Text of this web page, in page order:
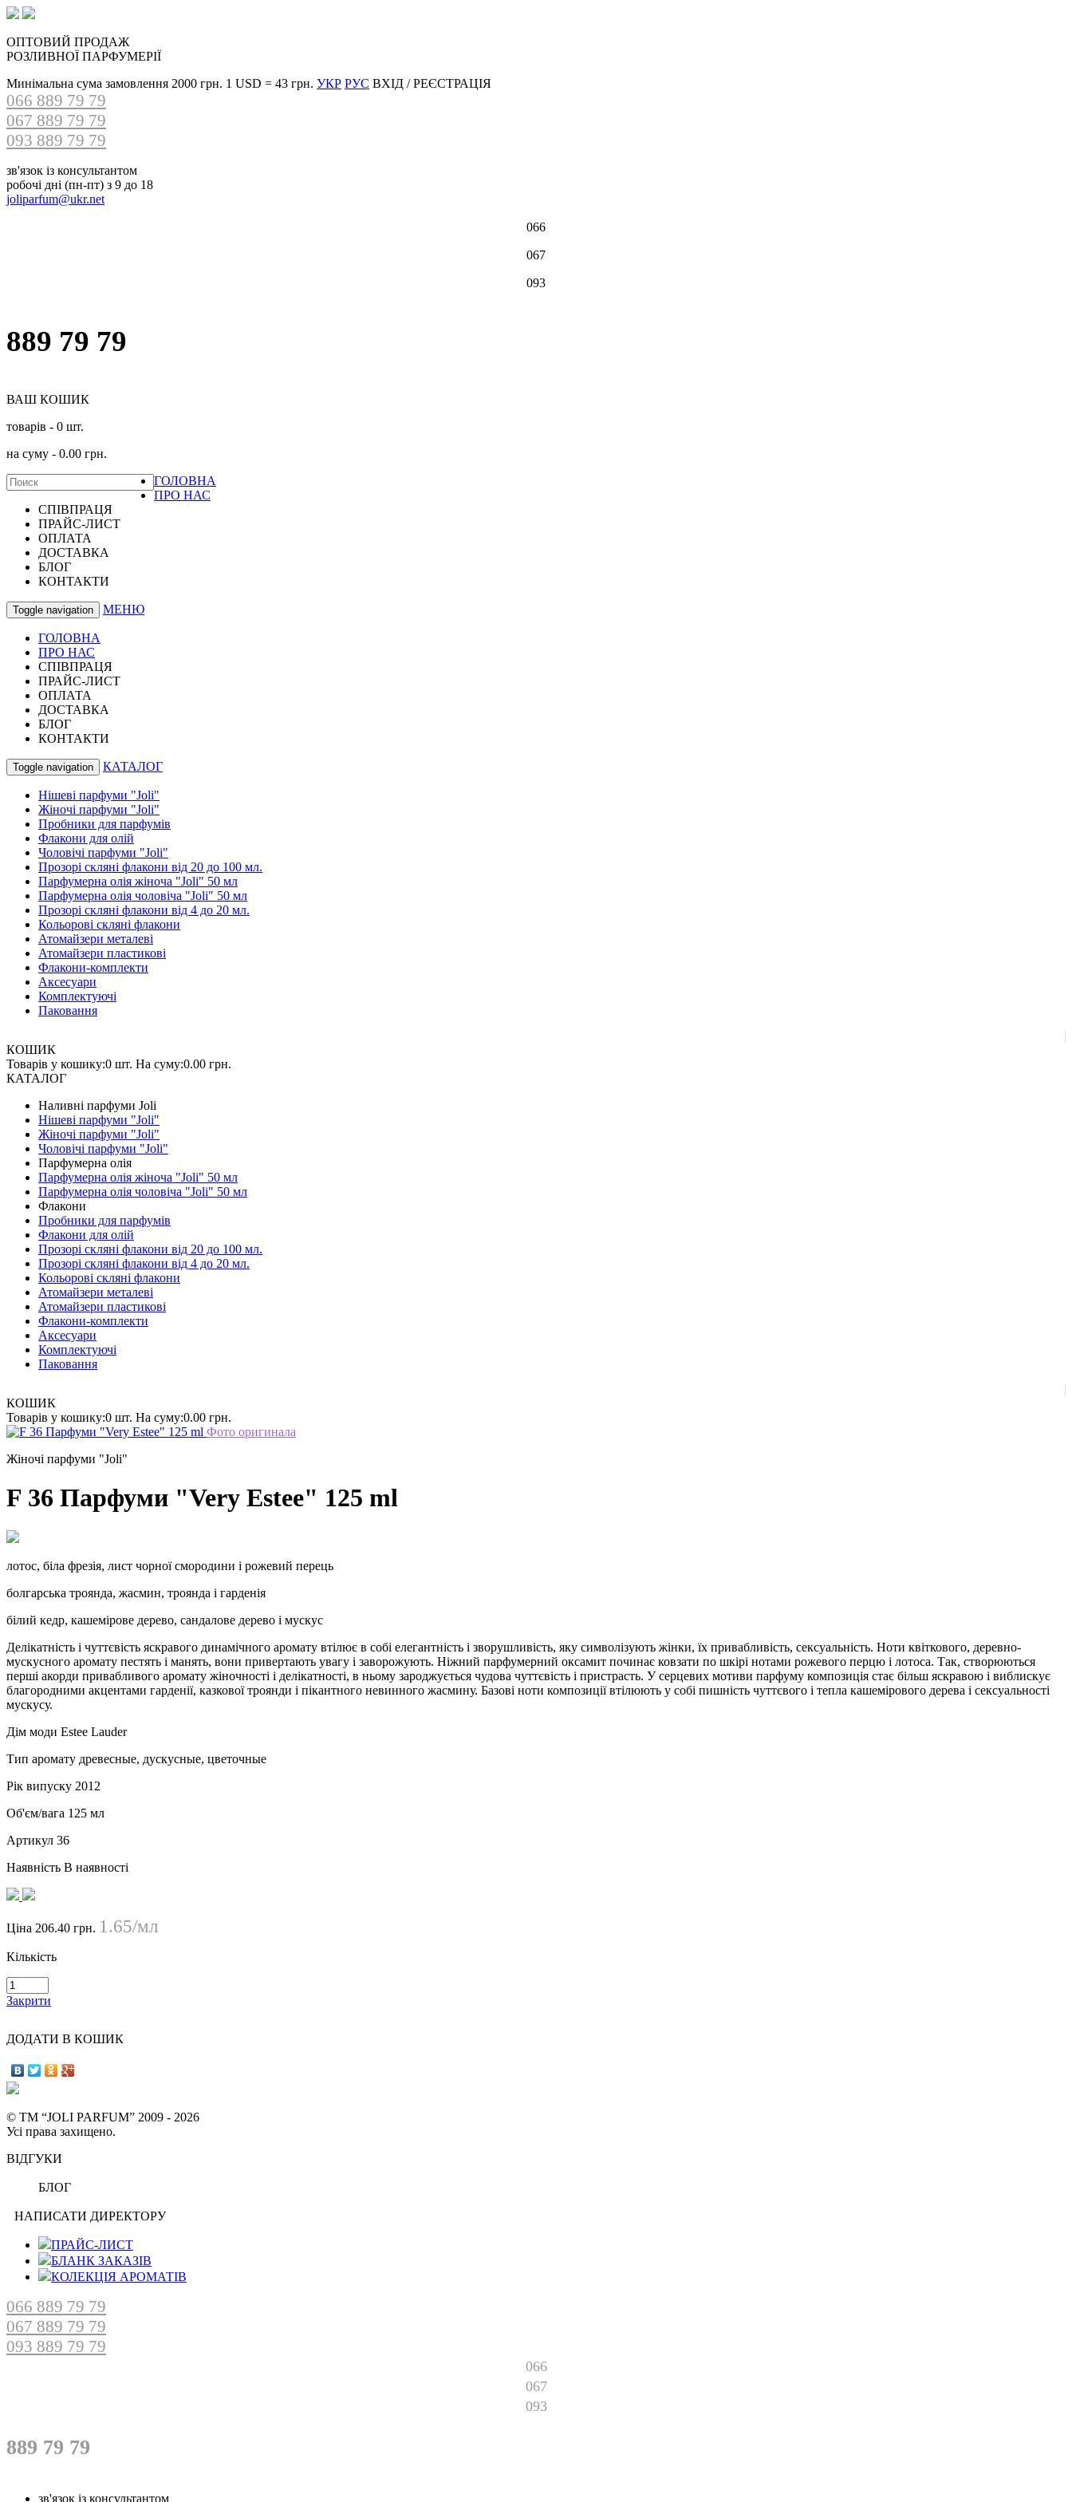
ОПТОВИЙ ПРОДАЖ
РОЗЛИВНОЇ ПАРФУМЕРІЇ
Минімальна сума замовлення 2000 грн. 1 USD = 43 грн. УКР РУС ВХІД / РЕЄСТРАЦІЯ
066 889 79 79
067 889 79 79
093 889 79 79
зв'язок із консультантом
робочі дні (пн-пт) з 9 до 18
joliparfum@ukr.net
066
067
093
889 79 79
ВАШ КОШИК
товарів - 0 шт.
на суму - 0.00 грн.
ГОЛОВНА
ПРО НАС
СПІВПРАЦЯ
ПРАЙС-ЛИСТ
ОПЛАТА
ДОСТАВКА
БЛОГ
КОНТАКТИ
Toggle navigation МЕНЮ
ГОЛОВНА
ПРО НАС
СПІВПРАЦЯ
ПРАЙС-ЛИСТ
ОПЛАТА
ДОСТАВКА
БЛОГ
КОНТАКТИ
Toggle navigation КАТАЛОГ
Нішеві парфуми "Joli"
Жіночі парфуми "Joli"
Пробники для парфумів
Флакони для олій
Чоловічі парфуми "Joli"
Прозорі скляні флакони від 20 до 100 мл.
Парфумерна олія жіноча "Joli" 50 мл
Парфумерна олія чоловіча "Joli" 50 мл
Прозорі скляні флакони від 4 до 20 мл.
Кольорові скляні флакони
Атомайзери металеві
Атомайзери пластикові
Флакони-комплекти
Аксесуари
Комплектуючі
Паковання
КОШИК
Товарів у кошику:0 шт. На суму:0.00 грн.
КАТАЛОГ
Наливнi парфуми Joli
Нішеві парфуми "Joli"
Жіночі парфуми "Joli"
Чоловічі парфуми "Joli"
Парфумерна олія
Парфумерна олія жіноча "Joli" 50 мл
Парфумерна олія чоловіча "Joli" 50 мл
Флакони
Пробники для парфумів
Флакони для олій
Прозорі скляні флакони від 20 до 100 мл.
Прозорі скляні флакони від 4 до 20 мл.
Кольорові скляні флакони
Атомайзери металеві
Атомайзери пластикові
Флакони-комплекти
Аксесуари
Комплектуючі
Паковання
КОШИК
Товарів у кошику:0 шт. На суму:0.00 грн.
Фото оригинала
Жіночі парфуми "Joli"
F 36 Парфуми "Very Estee" 125 ml
лотос, біла фрезія, лист чорної смородини і рожевий перець
болгарська троянда, жасмин, троянда і гарденія
білий кедр, кашемірове дерево, сандалове дерево і мускус
Делікатність і чуттєвість яскравого динамічного аромату втілює в собі елегантність і зворушливість, яку символізують жінки, їх привабливість, сексуальність. Ноти квіткового, деревно-
мускусного аромату пестять і манять, вони привертають увагу і заворожують. Ніжний парфумерний оксамит починає ковзати по шкірі нотами рожевого перцю і лотоса. Так, створюються
перші акорди привабливого аромату жіночності і делікатності, в ньому зароджується чудова чуттєвість і пристрасть. У серцевих мотиви парфуму композиція стає більш яскравою і виблискує
благородними акцентами гарденії, казкової троянди і пікантного невинного жасмину. Базові ноти композиції втілюють у собі пишність чуттєвого і тепла кашемірового дерева і сексуальності
мускусу.
Дім моди Estee Lauder
Тип аромату древесные, дускусные, цветочные
Рік випуску 2012
Об'єм/вага 125 мл
Артикул 36
Наявність В наявності
Ціна 206.40 грн. 1.65/мл
Кількість
Закрити
ДОДАТИ В КОШИК
© ТМ “JOLI PARFUM” 2009 - 2026
Усі права захищено.
ВІДГУКИ
БЛОГ
НАПИСАТИ ДИРЕКТОРУ
ПРАЙС-ЛИСТ
БЛАНК ЗАКАЗІВ
КОЛЕКЦІЯ АРОМАТІВ
066 889 79 79
067 889 79 79
093 889 79 79
066
067
093
889 79 79
зв'язок із консультантом